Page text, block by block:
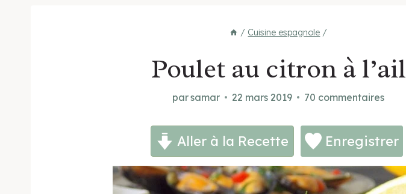
/ Cuisine espagnole /
Poulet au citron à l’ail
parsamar 22 mars 2019 70 commentaires
Aller à la Recette Enregistrer